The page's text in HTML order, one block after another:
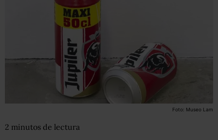
Foto: Museo Lam
2 minutos de lectura